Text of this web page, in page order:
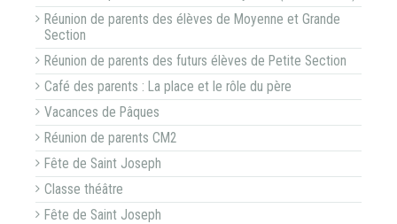
Réunion de parents des élèves de Moyenne et Grande
Section
Réunion de parents des futurs élèves de Petite Section
Café des parents : La place et le rôle du père
Vacances de Pâques
Réunion de parents CM2
Fête de Saint Joseph
Classe théâtre
Fête de Saint Joseph